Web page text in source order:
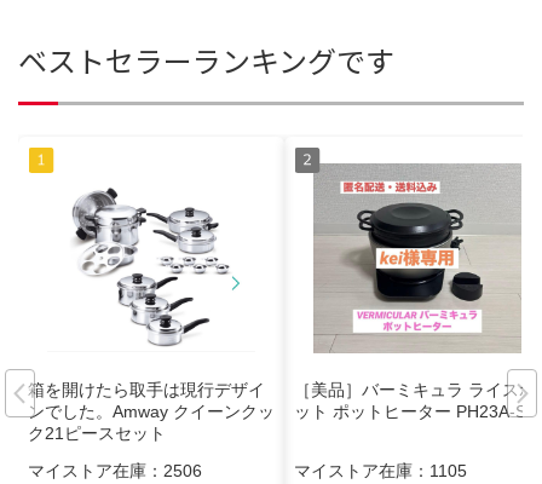
ベストセラーランキングです
箱を開けたら取手は現行デザイ
ンでした。Amway クイーンクッ
ク21ピースセット
マイストア在庫： 2506
［美品］バーミキュラ ライスポ
ット ポットヒーター PH23A-SV
マイストア在庫： 1105